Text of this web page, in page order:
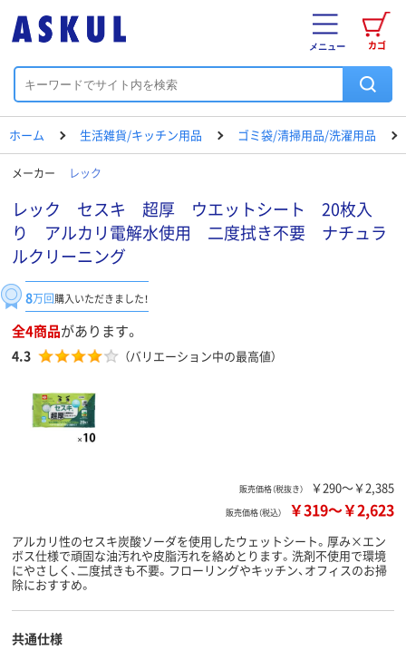
カゴ
メニュー
ホーム 生活雑貨/キッチン用品 ゴミ袋/清掃用品/洗濯用品
メーカー レック
レック セスキ 超厚 ウエットシート 20枚入
り アルカリ電解水使用 二度拭き不要 ナチュラ
ルクリーニング
8万回購入いただきました！
全4商品があります。
4.3 （バリエーション中の最高値）
販売価格（税抜き） ￥290～￥2,385
販売価格（税込） ￥319～￥2,623
アルカリ性のセスキ炭酸ソーダを使用したウェットシート。厚み×エン
ボス仕様で頑固な油汚れや皮脂汚れを絡めとります。洗剤不使用で環境
にやさしく、二度拭きも不要。フローリングやキッチン、オフィスのお掃
除におすすめ。
共通仕様